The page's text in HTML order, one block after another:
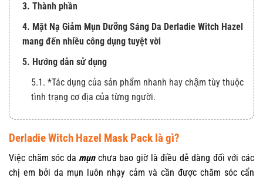
3. Thành phần
4. Mặt Nạ Giảm Mụn Dưỡng Sáng Da Derladie Witch Hazel
mang đến nhiều công dụng tuyệt vời
5. Hướng dẫn sử dụng
5.1. *Tác dụng của sản phẩm nhanh hay chậm tùy thuộc
tình trạng cơ địa của từng người.
Derladie Witch Hazel Mask Pack là gì?
Việc chăm sóc da mụn chưa bao giờ là điều dễ dàng đối với các
chị em bởi da mụn luôn nhạy cảm và cần được chăm sóc cẩn